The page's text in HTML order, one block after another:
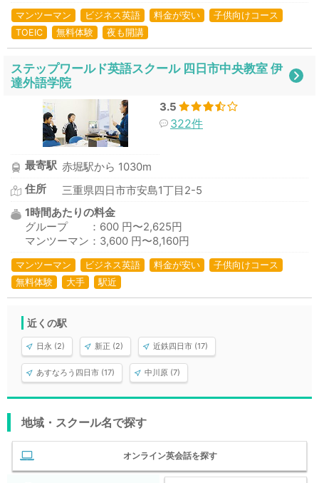
マンツーマン ビジネス英語 料金が安い
子供向けコース
TOEIC
無料体験 夜も開講
ステップワールド英語スクール 四日市中央教室 伊
達外語学院
3.5
322件
最寄駅 赤堀駅から 1030m
住所
三重県四日市市安島1丁目2-5
1時間あたりの料金
グループ ：600 円〜2,625円
マンツーマン：3,600 円〜8,160円
マンツーマン ビジネス英語 料金が安い
子供向けコース
無料体験
大手 駅近
近くの駅
日永 (2) 新正 (2) 近鉄四日市 (17)
あすなろう四日市 (17) 中川原 (7)
地域・スクール名で探す
オンライン英会話を探す